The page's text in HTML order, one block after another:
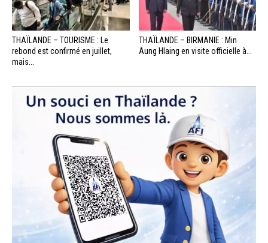
THAÏLANDE – TOURISME : Le
rebond est confirmé en juillet,
mais...
THAÏLANDE – BIRMANIE : Min
Aung Hlaing en visite officielle à...